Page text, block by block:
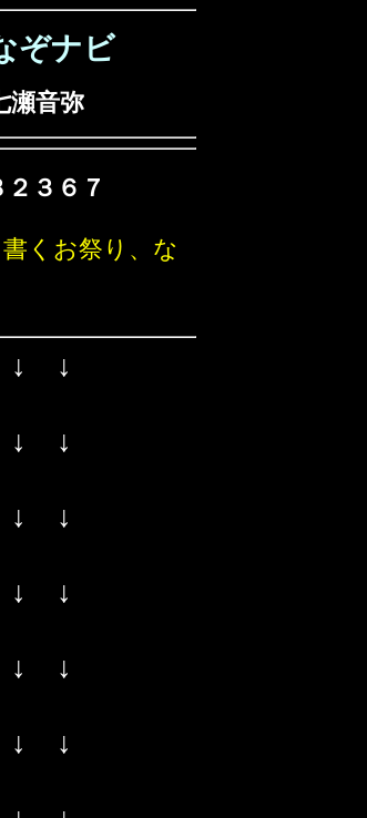
ぞナビ
瀬音弥
２３６７
くお祭り、な
↓
↓
↓
↓
↓
↓